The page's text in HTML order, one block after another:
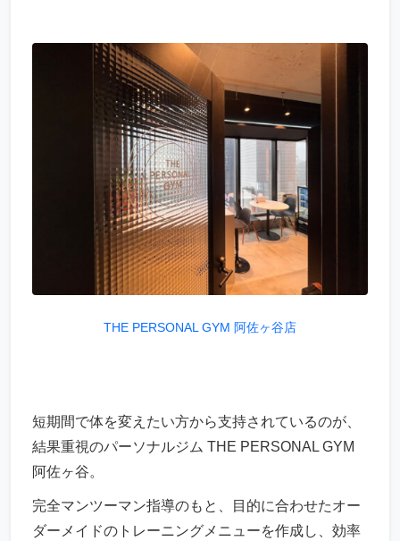
THE PERSONAL GYM 阿佐ヶ谷店
短期間で体を変えたい方から支持されているのが、
結果重視のパーソナルジム THE PERSONAL GYM
阿佐ヶ谷。
完全マンツーマン指導のもと、目的に合わせたオー
ダーメイドのトレーニングメニューを作成し、効率